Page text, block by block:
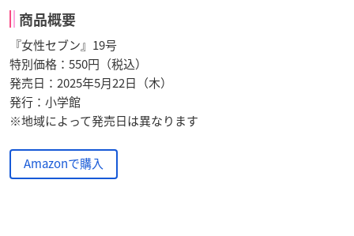
商品概要
『女性セブン』19号
特別価格：550円（税込）
発売日：2025年5月22日（木）
発行：小学館
※地域によって発売日は異なります
Amazonで購入